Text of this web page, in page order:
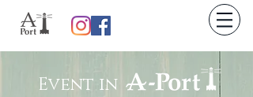
Event in